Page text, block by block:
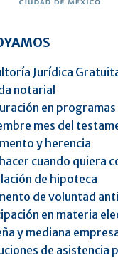
Jurídica
notarial
en programas
mes del
y herencia
cuando quiera
de hipoteca
de voluntad
en materia
y mediana
de asistencia